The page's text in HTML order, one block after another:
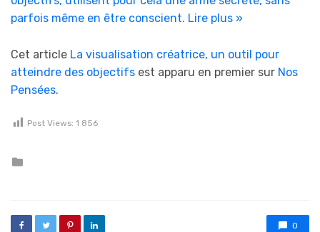
parfois même en être conscient. Lire plus »
Cet article La visualisation créatrice, un outil pour
atteindre des objectifs est apparu en premier sur Nos
Pensées.
Post Views: 1 856
0